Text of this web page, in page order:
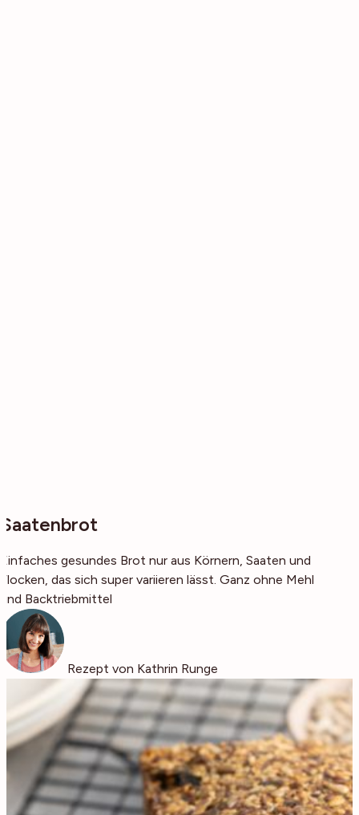
Saatenbrot
Einfaches gesundes Brot nur aus Körnern, Saaten und
Flocken, das sich super variieren lässt. Ganz ohne Mehl
und Backtriebmittel
Rezept von Kathrin Runge